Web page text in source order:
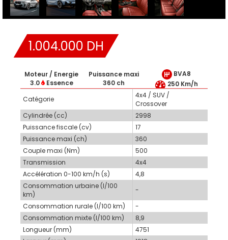
1.004.000 DH
Moteur / Energie
3.0 Essence
Puissance maxi
360 ch
BVA8
250 Km/h
Catégorie
4x4 / SUV /
Crossover
Cylindrée (cc)
2998
Puissance fiscale (cv)
17
Puissance maxi (ch)
360
Couple maxi (Nm)
500
Transmission
4x4
Accélération 0-100 km/h (s)
4,8
Consommation urbaine (l/100
km)
-
Consommation rurale (l/100 km)
-
Consommation mixte (l/100 km)
8,9
Longueur (mm)
4751